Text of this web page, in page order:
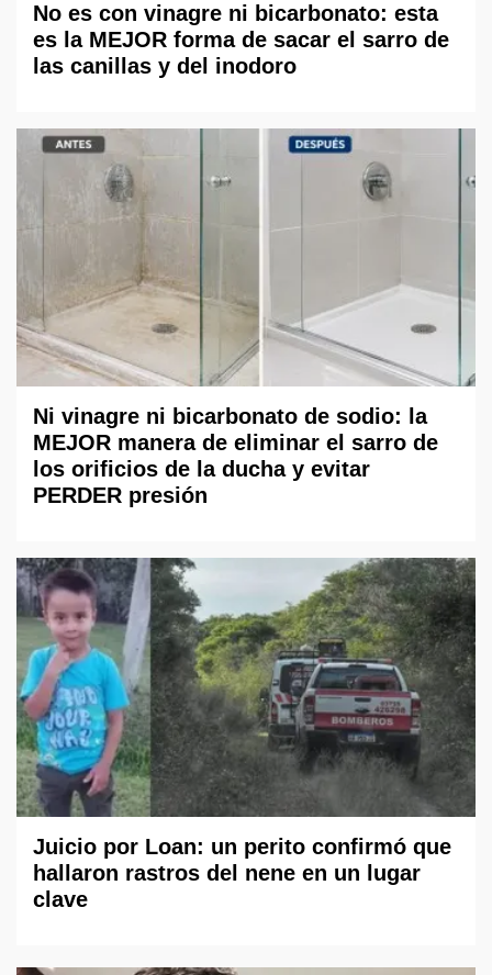
No es con vinagre ni bicarbonato: esta
es la MEJOR forma de sacar el sarro de
las canillas y del inodoro
Ni vinagre ni bicarbonato de sodio: la
MEJOR manera de eliminar el sarro de
los orificios de la ducha y evitar
PERDER presión
Juicio por Loan: un perito confirmó que
hallaron rastros del nene en un lugar
clave